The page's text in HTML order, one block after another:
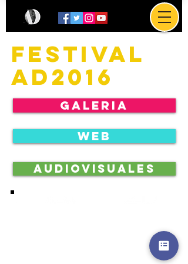
FESTIVAL
AD2016
Galeria
WEB
AUDIOVISUALES